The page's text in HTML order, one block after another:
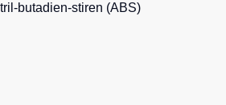
butadien-stiren (ABS)